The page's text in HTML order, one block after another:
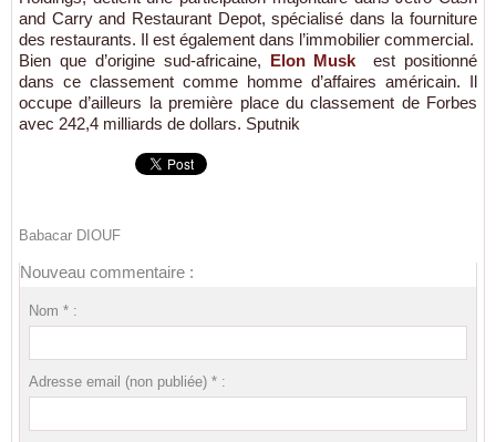
and Carry and Restaurant Depot, spécialisé dans la fourniture
des restaurants. Il est également dans l’immobilier commercial.
Bien que d’origine sud-africaine, Elon Musk est positionné
dans ce classement comme homme d’affaires américain. Il
occupe d’ailleurs la première place du classement de Forbes
avec 242,4 milliards de dollars. Sputnik
Babacar DIOUF
Nouveau commentaire :
Nom * :
Adresse email (non publiée) * :